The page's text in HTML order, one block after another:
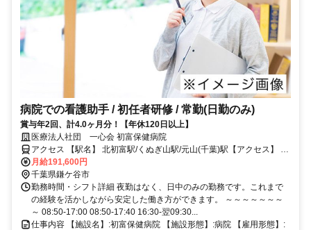
病院での看護助手 / 初任者研修 / 常勤(日勤のみ)
賞与年2回、計4.0ヶ月分！【年休120日以上】
医療法人社団 一心会 初富保健病院
アクセス 【駅名】 北初富駅/くぬぎ山駅/元山(千葉)駅【アクセス】 北
初富駅から徒歩15分
月給191,600円
千葉県鎌ケ谷市
勤務時間・シフト詳細 夜勤はなく、日中のみの勤務です。これまで
の経験を活かしながら安定した働き方ができます。 ～～～～～～～
～ 08:50-17:00 08:50-17:40 16:30-翌09:30...
仕事内容 【施設名】:初富保健病院 【施設形態】:病院 【雇用形態】: